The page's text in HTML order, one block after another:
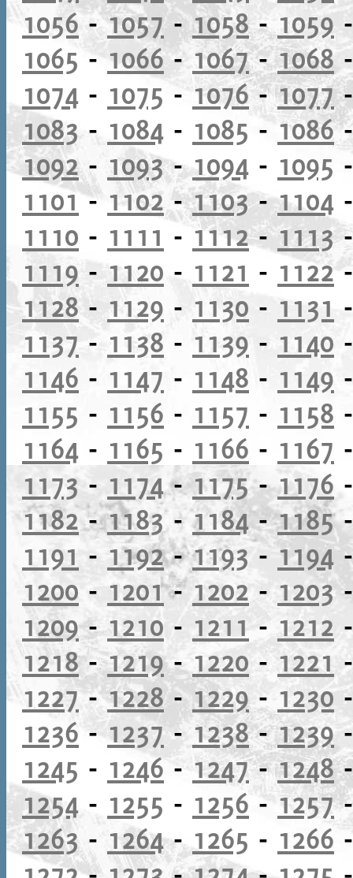
1056-1057-1058- 1059
1065 -1066- 1067-1068
1074 - 1075 -1076-1077
1083- 1084 - 1085 - 1086
1092- 1093-1094 - 1095
1101- 1102-1103-1104
1110 - 1111 - 1112-1113
1119-1120 - 1121 - 1122
1128- 1129 - 1130 - 1131
1137 - 1138 - 1139 - 1140
1146 - 1147 - 1148 - 1149
1155 - 1156 - 1157 - 1158
1164 - 1165 - 1166 - 1167
1173- 1174-1175-1176
1182-1183-1184-1185
1191 - 1192-1193-1194
1200 - 1201-1202- 1203
1209-1210 - 1211- 1212
1218-1219-1220- 1221
1227-1228-1229- 1230
1236-1237- 1238-1239
1245 - 1246-1247-1248
1254 - 1255 - 1256 -1257
1263- 1264- 1265 - 1266